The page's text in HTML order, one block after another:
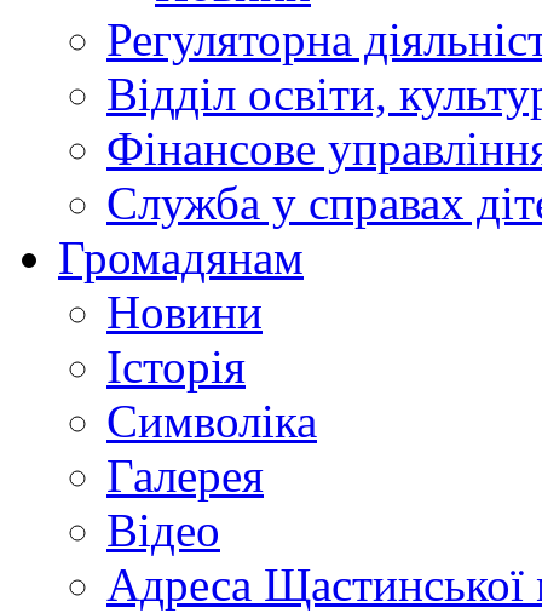
Регуляторна
Відділ освіти,
Фінансове
Служба у справах
Громадянам
Новини
Історія
Символіка
Галерея
Відео
Адреса Щастинської